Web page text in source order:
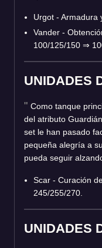
Urgot - Armadura
Vander -
100/125/150 ⇒
UNIDADES
Como tanque
del atributo
set le han pasado
pequeña alegría a
pueda seguir
Scar - Curación
245/255/270.
UNIDADES